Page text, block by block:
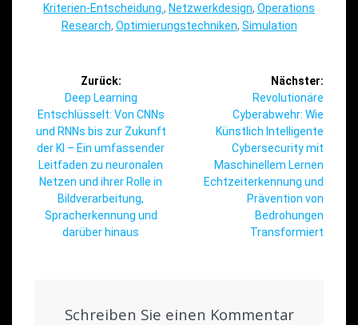
Kriterien-Entscheidung. , Netzwerkdesign, Operations
Research, Optimierungstechniken, Simulation
Beitragsnavigation
Zurück:
Vorheriger
Beitrag:
Deep Learning
Entschlüsselt: Von CNNs
und RNNs bis zur Zukunft
der KI – Ein umfassender
Leitfaden zu neuronalen
Netzen und ihrer Rolle in
Bildverarbeitung,
Spracherkennung und
darüber hinaus
Nächster:
Nächster
Beitrag:
Revolutionäre
Cyberabwehr: Wie
Künstlich Intelligente
Cybersecurity mit
Maschinellem Lernen
Echtzeiterkennung und
Prävention von
Bedrohungen
Transformiert
Schreiben Sie einen Kommentar